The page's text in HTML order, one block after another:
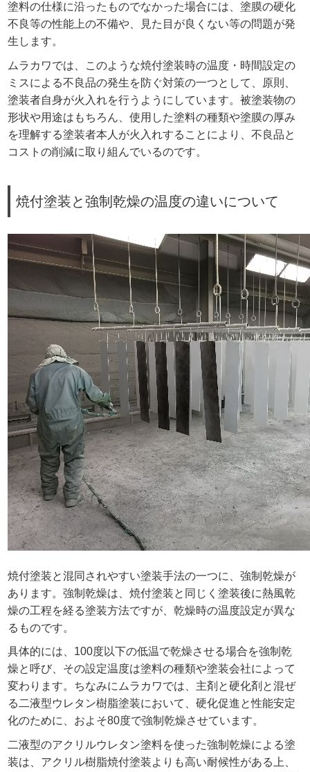
塗料の仕様に沿ったものでなかった場合には、塗膜の硬化
不良等の性能上の不備や、見た目が良くない等の問題が発
生します。
ムラカワでは、このような焼付塗装時の温度・時間設定の
ミスによる不良品の発生を防ぐ対策の一つとして、原則、
塗装者自身が火入れを行うようにしています。被塗装物の
形状や用途はもちろん、使用した塗料の種類や塗膜の厚み
を理解する塗装者本人が火入れすることにより、不良品と
コストの削減に取り組んでいるのです。
焼付塗装と強制乾燥の温度の違いについて
焼付塗装と混同されやすい塗装手法の一つに、強制乾燥が
あります。強制乾燥は、焼付塗装と同じく塗装後に熱風乾
燥の工程を経る塗装方法ですが、乾燥時の温度設定が異な
るものです。
具体的には、100度以下の低温で乾燥させる場合を強制乾
燥と呼び、その設定温度は塗料の種類や塗装会社によって
変わります。ちなみにムラカワでは、主剤と硬化剤と混ぜ
る二液型ウレタン樹脂塗装において、硬化促進と性能安定
化のために、およそ80度で強制乾燥させています。
二液型のアクリルウレタン塗料を使った強制乾燥による塗
装は、アクリル樹脂焼付塗装よりも高い耐候性がある上、